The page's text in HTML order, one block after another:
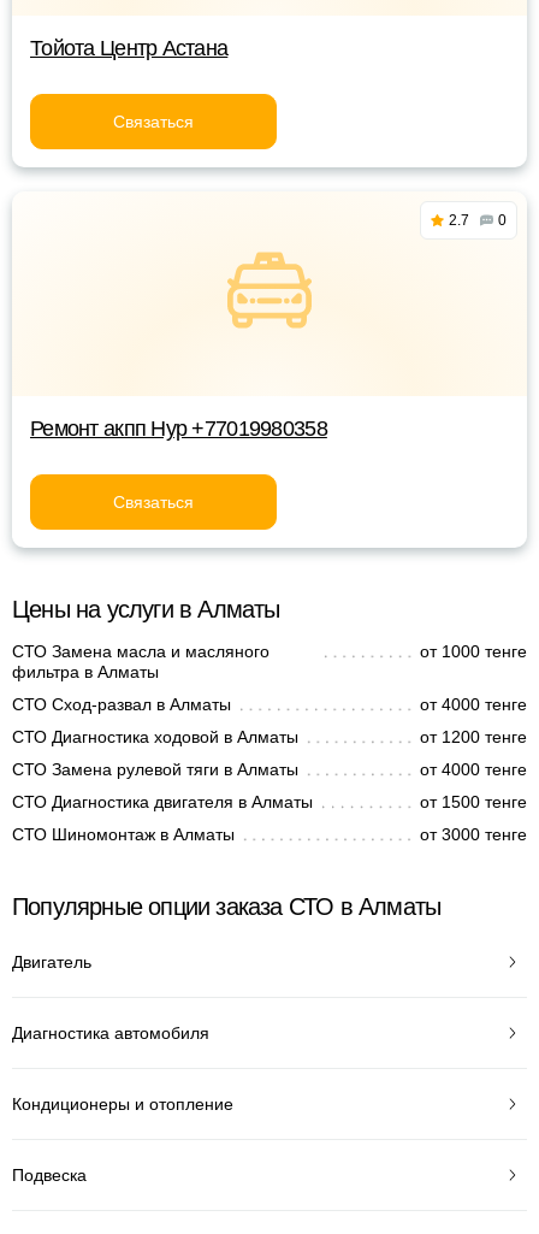
Тойота Центр Астана
Связаться
2.7 0
Ремонт акпп Нур +77019980358
Связаться
Цены на услуги в Алматы
СТО Замена масла и масляного
фильтра в Алматы
от 1000 тенге
СТО Сход-развал в Алматы
от 4000 тенге
СТО Диагностика ходовой в Алматы
от 1200 тенге
СТО Замена рулевой тяги в Алматы
от 4000 тенге
СТО Диагностика двигателя в Алматы
от 1500 тенге
СТО Шиномонтаж в Алматы
от 3000 тенге
Популярные опции заказа СТО в Алматы
Двигатель
Диагностика автомобиля
Кондиционеры и отопление
Подвеска